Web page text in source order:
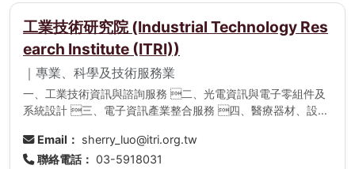
工業技術研究院 (Industrial Technology Res
earch Institute (ITRI))
｜專業、科學及技術服務業
一、工業技術資訊與諮詢服務 二、光電資訊與電子零組件及
系統設計 三、電子資訊產業整合服務 四、醫療器材、設備
車輛檢驗零件之製造、設計 六、能源改建、能源節的替代再
生能源等相關技術服務 七、材料與化工諮詢服務、製程技術
Email： sherry_luo@itri.org.tw
聯絡電話： 03-5918031